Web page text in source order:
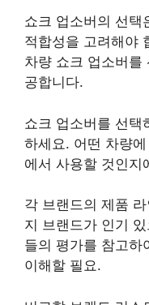
쇼크 업소버의 선택
적합성을 고려해야
차량 쇼크 업소버를
공합니다.
쇼크 업소버를 선택
하세요. 어떤 차량
에서 사용할 것인지
각 브랜드의 제품
지 브랜드가 인기
들의 평가를 참고하
이해할 필요.